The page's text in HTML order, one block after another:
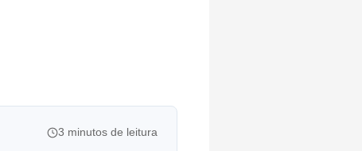
3 minutos de leitura